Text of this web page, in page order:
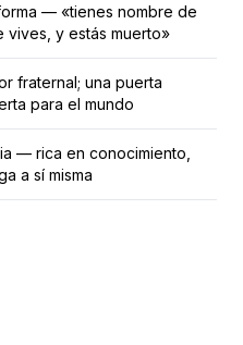
— «tienes nombre de
vives, y estás muerto»
fraternal; una puerta
para el mundo
— rica en conocimiento,
a sí misma